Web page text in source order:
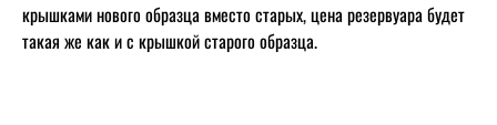
крышками нового образца вместо старых, цена резервуара будет
такая же как и с крышкой старого образца.